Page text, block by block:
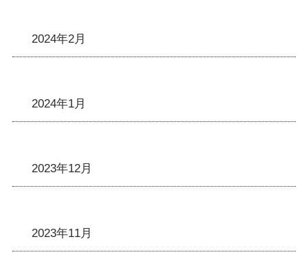
2024年2月
2024年1月
2023年12月
2023年11月